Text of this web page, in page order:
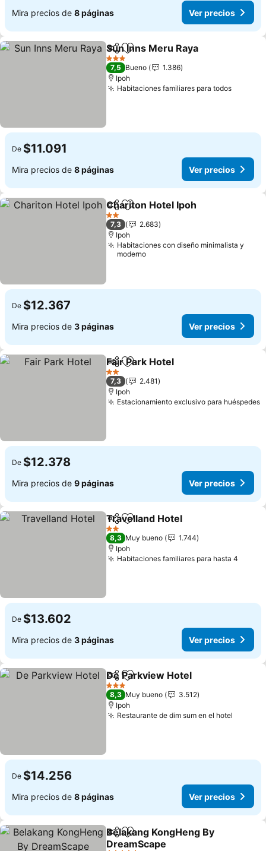
Mira precios de 8 páginas Ver precios
CompartirAgregar a favoritos
Sun Inns Meru Raya
3 Estrellas
7,5 Bueno
1.386
Ipoh
Habitaciones familiares para todos
De $11.091
Mira precios de 8 páginas Ver precios
CompartirAgregar a favoritos
Chariton Hotel Ipoh
2 Estrellas
7,3
2.683
Ipoh
Habitaciones con diseño minimalista y
moderno
De $12.367
Mira precios de 3 páginas Ver precios
CompartirAgregar a favoritos
Fair Park Hotel
2 Estrellas
7,3
2.481
Ipoh
Estacionamiento exclusivo para huéspedes
De $12.378
Mira precios de 9 páginas Ver precios
Compartir
Agregar a favoritos
Travelland Hotel
2 Estrellas
8,3 Muy bueno
1.744
Ipoh
Habitaciones familiares para hasta 4
De $13.602
Mira precios de 3 páginas Ver precios
CompartirAgregar a favoritos
De Parkview Hotel
3 Estrellas
8,3 Muy bueno
3.512
Ipoh
Restaurante de dim sum en el hotel
De $14.256
Mira precios de 8 páginas Ver precios
CompartirAgregar a favoritos
Belakang KongHeng By
DreamScape